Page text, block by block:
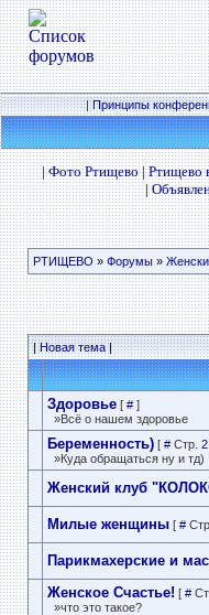
|Принципы
|Фото Ртищево|Ртищево
|
РТИЩЕВО » Форумы»
|Новая тема|
Здоровье[ #]
»Всё о нашем здоровье
Беременность)[ #Стр. 2
»Куда обращаться ну и тд)
Женский клуб
Милые женщины[ #Стр.
Парикмахерские и
Женское Счастье! [ #
»что это такое?